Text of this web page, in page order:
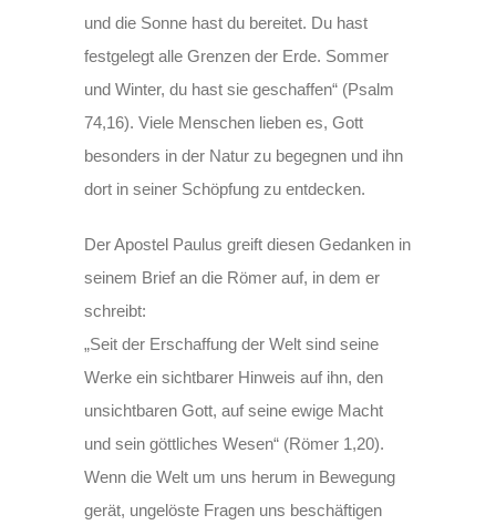
und die Sonne hast du bereitet. Du hast
festgelegt alle Grenzen der Erde. Sommer
und Winter, du hast sie geschaffen“ (Psalm
74,16). Viele Menschen lieben es, Gott
besonders in der Natur zu begegnen und ihn
dort in seiner Schöpfung zu entdecken.
Der Apostel Paulus greift diesen Gedanken in
seinem Brief an die Römer auf, in dem er
schreibt:
„Seit der Erschaffung der Welt sind seine
Werke ein sichtbarer Hinweis auf ihn, den
unsichtbaren Gott, auf seine ewige Macht
und sein göttliches Wesen“ (Römer 1,20).
Wenn die Welt um uns herum in Bewegung
gerät, ungelöste Fragen uns beschäftigen